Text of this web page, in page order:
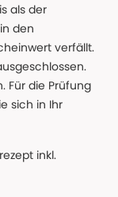
als der
den
verfällt.
Für die Prüfung
sich in Ihr
inkl.